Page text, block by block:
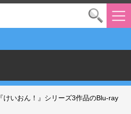
『けいおん！』シリーズ3作品のBlu-ray